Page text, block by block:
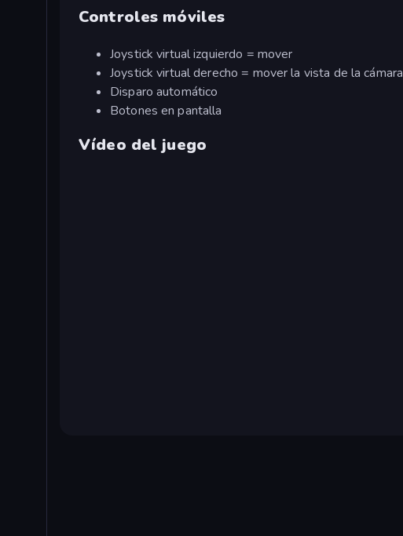
Controles móviles
Joystick virtual izquierdo = mover
Joystick virtual derecho = mover la vista de la cámara
Disparo automático
Botones en pantalla
Vídeo del juego